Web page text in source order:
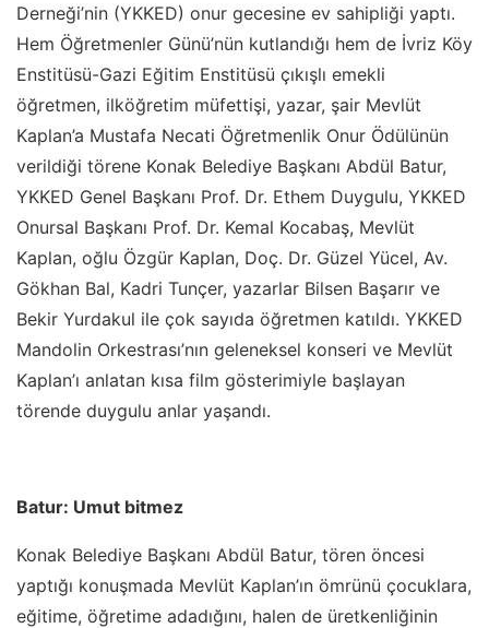
Derneği’nin (YKKED) onur gecesine ev sahipliği yaptı.
Hem Öğretmenler Günü’nün kutlandığı hem de İvriz Köy
Enstitüsü-Gazi Eğitim Enstitüsü çıkışlı emekli
öğretmen, ilköğretim müfettişi, yazar, şair Mevlüt
Kaplan’a Mustafa Necati Öğretmenlik Onur Ödülünün
verildiği törene Konak Belediye Başkanı Abdül Batur,
YKKED Genel Başkanı Prof. Dr. Ethem Duygulu, YKKED
Onursal Başkanı Prof. Dr. Kemal Kocabaş, Mevlüt
Kaplan, oğlu Özgür Kaplan, Doç. Dr. Güzel Yücel, Av.
Gökhan Bal, Kadri Tunçer, yazarlar Bilsen Başarır ve
Bekir Yurdakul ile çok sayıda öğretmen katıldı. YKKED
Mandolin Orkestrası’nın geleneksel konseri ve Mevlüt
Kaplan’ı anlatan kısa film gösterimiyle başlayan
törende duygulu anlar yaşandı.
Batur: Umut bitmez
Konak Belediye Başkanı Abdül Batur, tören öncesi
yaptığı konuşmada Mevlüt Kaplan’ın ömrünü çocuklara,
eğitime, öğretime adadığını, halen de üretkenliğinin